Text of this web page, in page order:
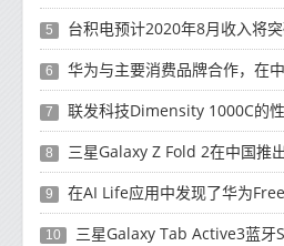
5 台积电预计2020年8月收入将
6 华为与主要消费品牌合作，在中国推出采用
7 联发科技Dimensity 1000C的性
8 三星Galaxy Z Fold 2在中国推
9 在AI Life应用中发现了华为
10 三星Galaxy Tab Active3蓝牙SIG